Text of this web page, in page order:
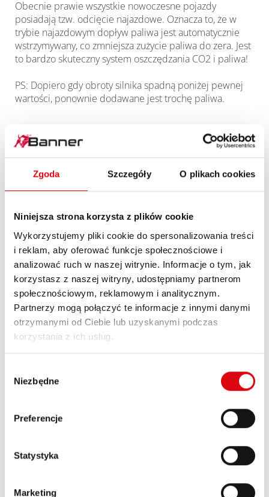
Zgoda Szczegóły O plikach cookies
Niniejsza strona korzysta z plików cookie
Wykorzystujemy pliki cookie do spersonalizowania treści
i reklam, aby oferować funkcje społecznościowe i
analizować ruch w naszej witrynie. Informacje o tym, jak
korzystasz z naszej witryny, udostępniamy partnerom
społecznościowym, reklamowym i analitycznym.
Partnerzy mogą połączyć te informacje z innymi danymi
otrzymanymi od Ciebie lub uzyskanymi podczas
korzystania z ich usług.
zgody
Niezbędne
Preferencje
Statystyka
Marketing
Obecnie prawie wszystkie nowoczesne pojazdy
posiadają tzw. odcięcie najazdowe. Oznacza to, że w
trybie najazdowym dopływ paliwa jest automatycznie
wstrzymywany, co zmniejsza zużycie paliwa do zera. Jest
to bardzo skuteczny system oszczędzania CO2 i paliwa!
PS: Dopiero gdy obroty silnika spadną poniżej pewnej
wartości, ponownie dodawane jest trochę paliwa.
Więcej artykułów na ten temat
Różnica między akumulatorami
Jakie są różnice między
nadają się do stosowania w pojazdach z
systemem Start/Stop.